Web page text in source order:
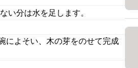
い分は水を足します。
によそい、木の芽をのせて完成